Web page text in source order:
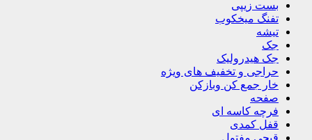
بست زیپی
تفنگ میخکوب
تیشه
جک
جک هیدرولیک
حراجی و تخفیف های ویژه
خار جمع کن وبازکن
صفحه
فرچه کاسه ای
قفل کمدی